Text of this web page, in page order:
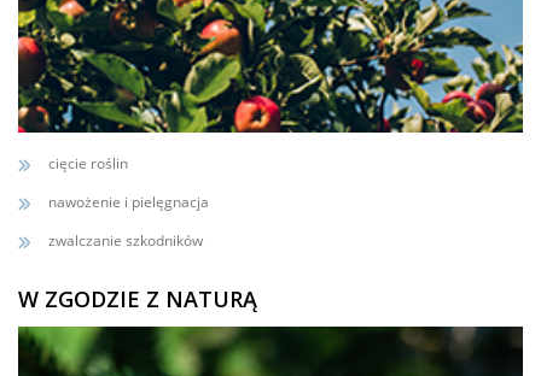
cięcie roślin
nawożenie i pielęgnacja
zwalczanie szkodników
W ZGODZIE Z NATURĄ